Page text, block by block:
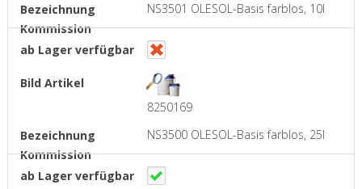
NS3501 OLESOL-Basis farblos, 10l
8250169
NS3500 OLESOL-Basis farblos, 25l